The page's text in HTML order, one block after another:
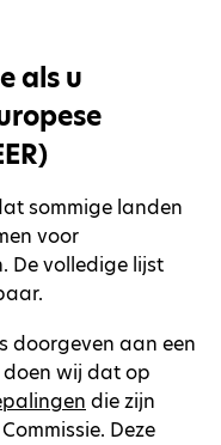
als u
sommige landen
voor
De volledige lijst
doorgeven aan een
wij dat op
die zijn
Deze